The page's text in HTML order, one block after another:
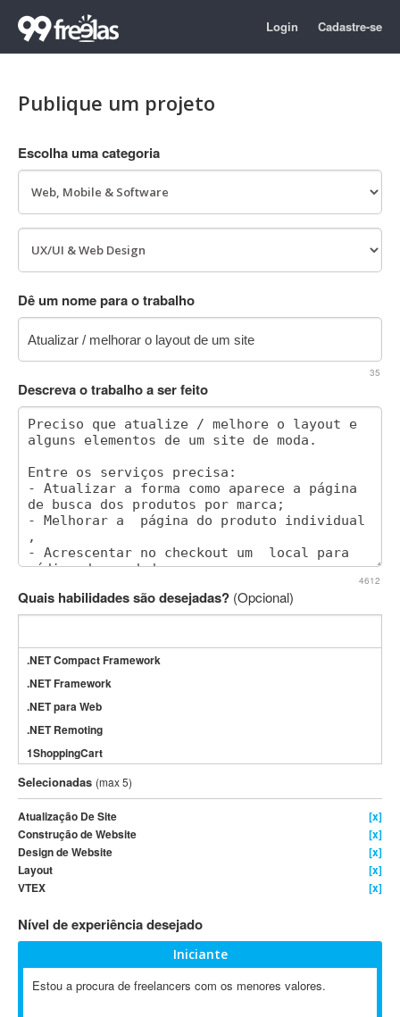
Login Cadastre-se
Publique um projeto
Escolha uma categoria
Dê um nome para o trabalho
35
Descreva o trabalho a ser feito
4612
Quais habilidades são desejadas? (Opcional)
.NET Compact Framework
.NET Framework
.NET para Web
.NET Remoting
1ShoppingCart
3DS Max
3GSM
4D Dimension
802.11
A&P
A-GPS
A2Billing
AAUS Scientific Diver
ABAP
Selecionadas (max 5)
Atualização De Site
[x]
Construção de Website
[x]
Design de Website
[x]
Layout
[x]
VTEX
[x]
Nível de experiência desejado
Iniciante
Estou a procura de freelancers com os menores valores.